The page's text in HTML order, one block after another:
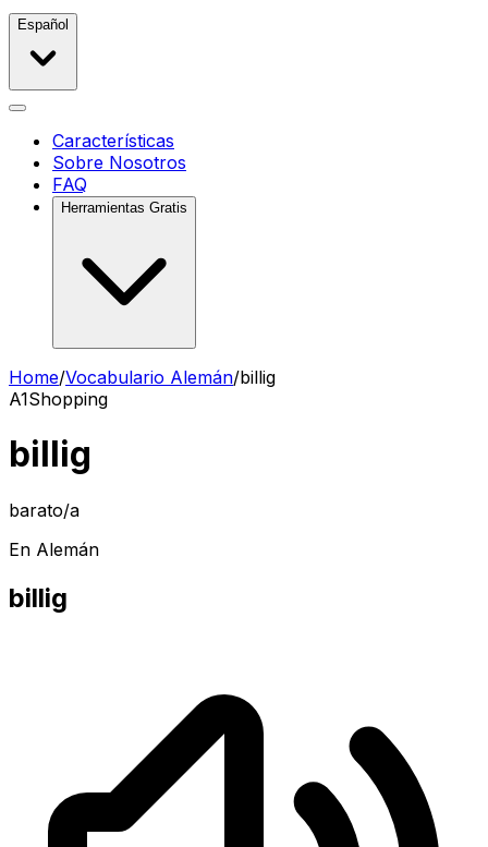
Español
Características
Sobre Nosotros
FAQ
Herramientas Gratis
Home/Vocabulario Alemán/billig
A1Shopping
billig
barato/a
En Alemán
billig